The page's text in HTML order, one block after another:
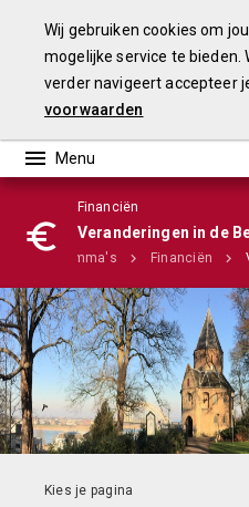
Financiën
Veranderingen in de
Programma's Financiën
Wij gebruiken cookies om
mogelijke service te bieden.
verder navigeert accepteer
voorwaarden